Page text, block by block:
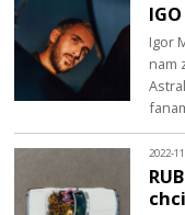
Igor
nam
2022-